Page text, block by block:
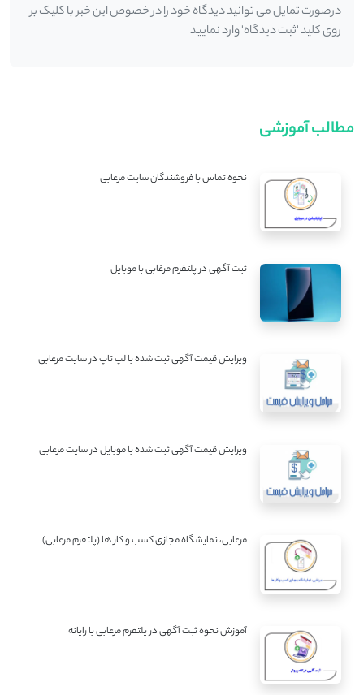
درصورت تمایل می توانید دیدگاه خود را در خصوص این خبر با کلیک بر
روی کلید 'ثبت دیدگاه' وارد نمایید
مطالب آموزشی
نحوه تماس با فروشندگان سایت مرغابی
ثبت آگهی در پلتفرم مرغابی با موبایل
ویرایش قیمت آگهی ثبت شده با لپ تاپ در سایت مرغابی
ویرایش قیمت آگهی ثبت شده با موبایل در سایت مرغابی
مرغابی، نمایشگاه مجازی کسب و کار ها (پلتفرم مرغابی)
آموزش نحوه ثبت آگهی در پلتفرم مرغابی با رایانه